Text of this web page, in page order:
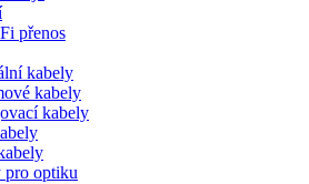
přenos
kabely
kabely
kabely
pro optiku